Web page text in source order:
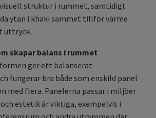
struktur i rummet, samtidigt
ytan i khaki sammet tillför värme
uttryck.
skapar balans i rummet
ger ett balanserat
fungerar bra både som enskild panel
med flera. Panelerna passar i miljöer
estetik är viktiga, exempelvis i